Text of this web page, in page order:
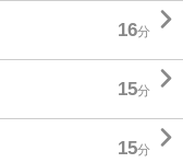
16分 
15分 
15分 